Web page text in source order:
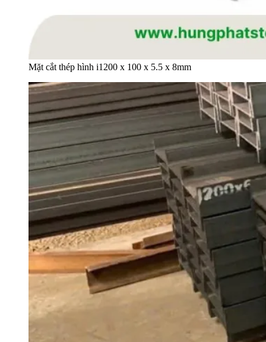
Mặt cắt thép hình i1200 x 100 x 5.5 x 8mm